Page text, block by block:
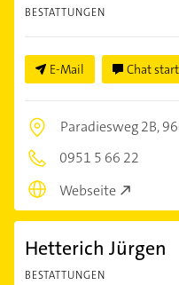
BESTATTUNGEN
E-Mail Chat
Paradiesweg 2B,
0951 5 66 22
Webseite
Hetterich Jürgen
BESTATTUNGEN